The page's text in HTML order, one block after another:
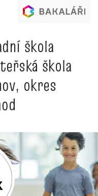
škola
škola
okres